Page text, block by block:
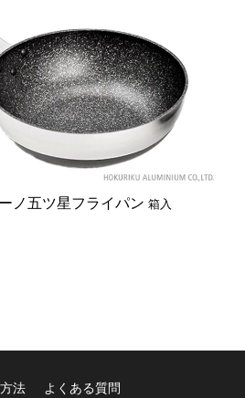
ノ五ツ星フライパン 箱入
法 よくある質問